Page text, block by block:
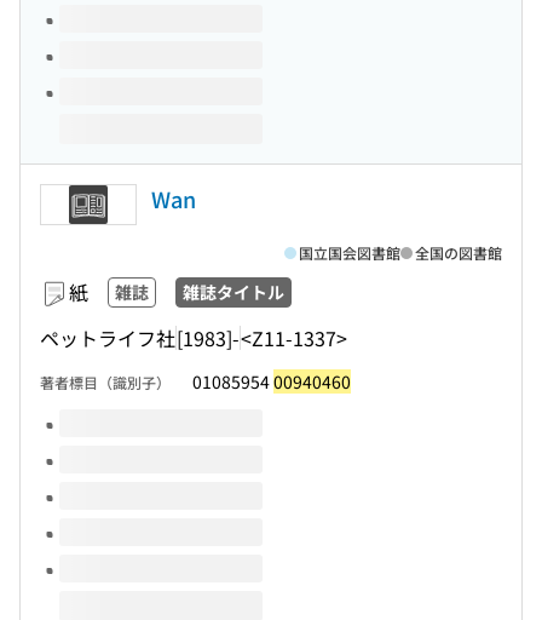
Wan
紙 雑誌 雑誌タイトル
ペットライフ社[1983]-<Z11-1337>
国立国会図書館 全国の図書館
著者標目（識別子） 0108595400940460
このタイトルの巻号